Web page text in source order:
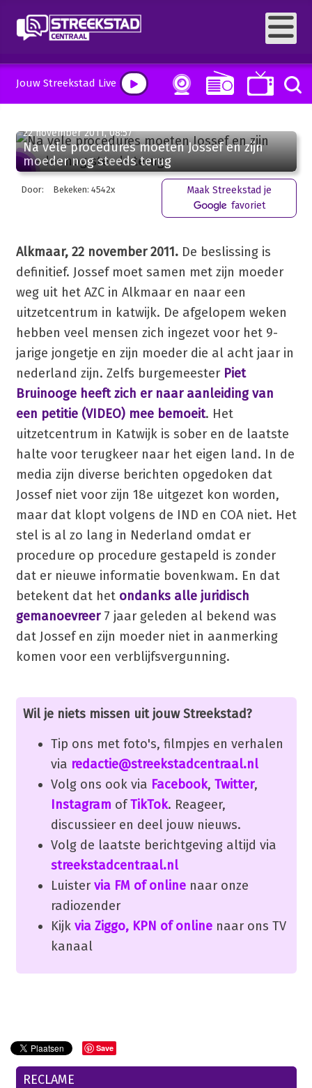
Jouw Streekstad Live
22 november 2011, 08:57
Na vele procedures moeten Jossef en zijn
moeder nog steeds terug
Door: Bekeken: 4542x
Maak Streekstad je
favoriet
Alkmaar, 22 november 2011.De beslissing is
definitief. Jossef moet samen met zijn moeder
weg uit het AZC in Alkmaar en naar een
uitzetcentrum in katwijk. De afgelopem weken
hebben veel mensen zich ingezet voor het 9-
jarige jongetje en zijn moeder die al acht jaar in
nederland zijn. Zelfs burgemeester Piet
Bruinooge heeft zich er naar aanleiding van
een petitie (VIDEO) mee bemoeit. Het
uitzetcentrum in Katwijk is sober en de laatste
halte voor terugkeer naar het eigen land. In de
media zijn diverse berichten opgedoken dat
Jossef niet voor zijn 18e uitgezet kon worden,
maar dat klopt volgens de IND en COA niet. Het
stel is al zo lang in Nederland omdat er
procedure op procedure gestapeld is zonder
dat er nieuwe informatie bovenkwam. En dat
betekent dat het ondanks alle juridisch
gemanoevreer7 jaar geleden al bekend was
dat Jossef en zijn moeder niet in aanmerking
komen voor een verblijfsvergunning.
Wil je niets missen uit jouw Streekstad?
Tip ons met foto's, filmpjes en verhalen
via redactie@streekstadcentraal.nl
Volg ons ook via Facebook, Twitter,
Instagram ofTikTok. Reageer,
discussieer en deel jouw nieuws.
Volg de laatste berichtgeving altijd via
streekstadcentraal.nl
Luister via FM of onlinenaar onze
radiozender
Kijk via Ziggo, KPN of onlinenaar ons TV
kanaal
Save
RECLAME